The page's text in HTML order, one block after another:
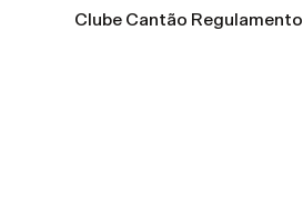
Clube Cantão Regulamento